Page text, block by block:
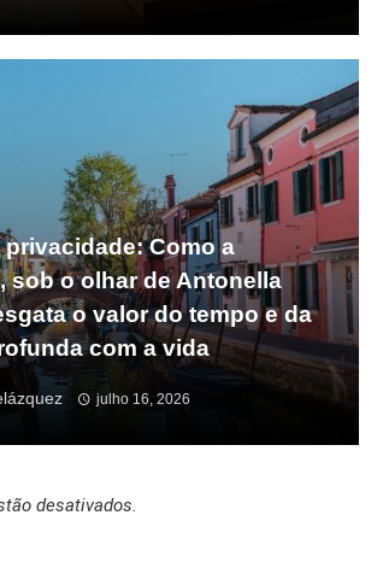
privacidade: Como a
sob o olhar de Antonella
o valor do tempo e da
com a vida
julho 16, 2026
desativados.